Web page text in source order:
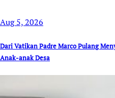
Aug 5, 2026
Dari Vatikan Padre Marco Pulang
Anak-anak Desa